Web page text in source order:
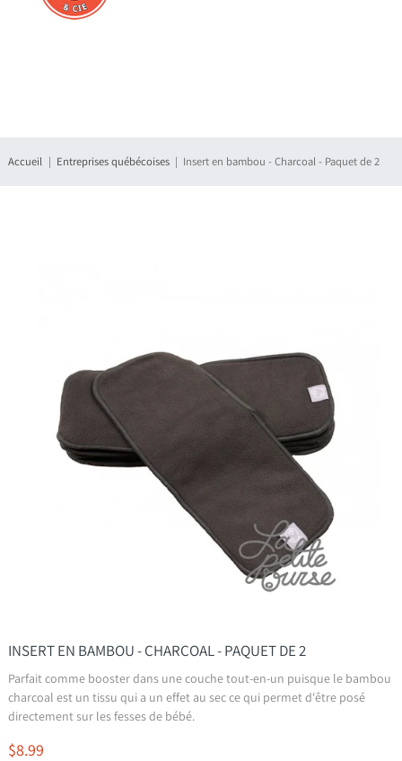
Accueil Entreprises québécoises Insert en bambou - Charcoal - Paquet de 2
INSERT EN BAMBOU - CHARCOAL - PAQUET DE 2
Parfait comme booster dans une couche tout-en-un puisque le bambou
charcoal est un tissu qui a un effet au sec ce qui permet d'être posé
directement sur les fesses de bébé.
$8.99